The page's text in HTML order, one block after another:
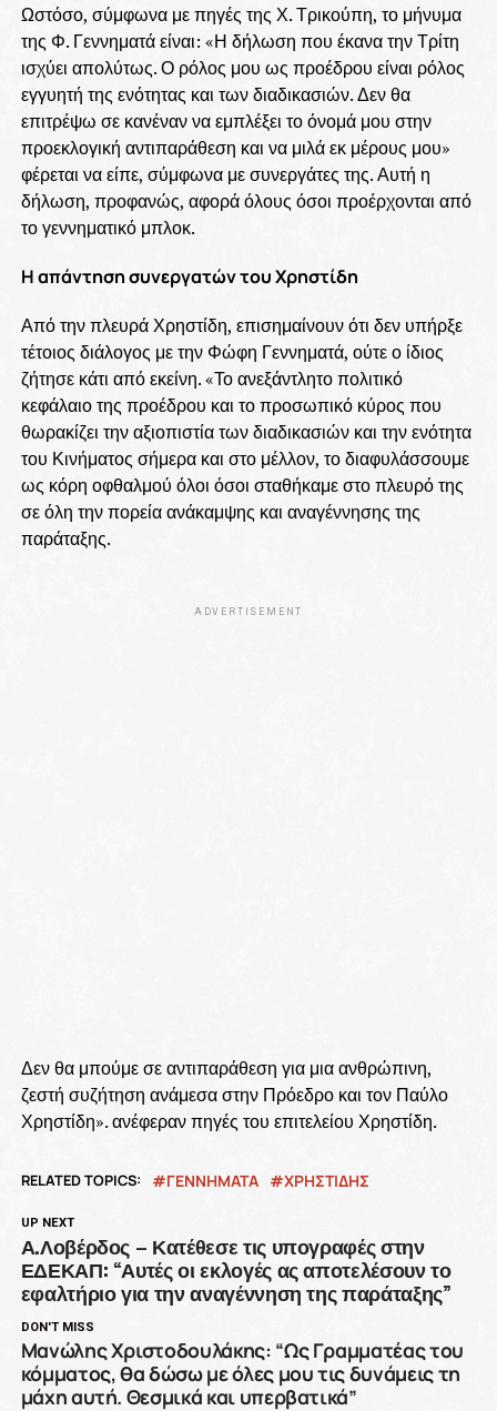
Ωστόσο, σύμφωνα με πηγές της Χ. Τρικούπη, το μήνυμα
της Φ. Γεννηματά είναι: «Η δήλωση που έκανα την Τρίτη
ισχύει απολύτως. Ο ρόλος μου ως προέδρου είναι ρόλος
εγγυητή της ενότητας και των διαδικασιών. Δεν θα
επιτρέψω σε κανέναν να εμπλέξει το όνομά μου στην
προεκλογική αντιπαράθεση και να μιλά εκ μέρους μου»
φέρεται να είπε, σύμφωνα με συνεργάτες της. Αυτή η
δήλωση, προφανώς, αφορά όλους όσοι προέρχονται από
το γεννηματικό μπλοκ.
Η απάντηση συνεργατών του Χρηστίδη
Από την πλευρά Χρηστίδη, επισημαίνουν ότι δεν υπήρξε
τέτοιος διάλογος με την Φώφη Γεννηματά, ούτε ο ίδιος
ζήτησε κάτι από εκείνη. «Το ανεξάντλητο πολιτικό
κεφάλαιο της προέδρου και το προσωπικό κύρος που
θωρακίζει την αξιοπιστία των διαδικασιών και την ενότητα
του Κινήματος σήμερα και στο μέλλον, το διαφυλάσσουμε
ως κόρη οφθαλμού όλοι όσοι σταθήκαμε στο πλευρό της
σε όλη την πορεία ανάκαμψης και αναγέννησης της
παράταξης.
ADVERTISEMENT
Δεν θα μπούμε σε αντιπαράθεση για μια ανθρώπινη,
ζεστή συζήτηση ανάμεσα στην Πρόεδρο και τον Παύλο
Χρηστίδη». ανέφεραν πηγές του επιτελείου Χρηστίδη.
RELATED TOPICS: ΓΕΝΝΗΜΑΤΑ ΧΡΗΣΤΙΔΗΣ
UP NEXT
Α.Λοβέρδος – Κατέθεσε τις υπογραφές στην
ΕΔΕΚΑΠ: “Αυτές οι εκλογές ας αποτελέσουν το
εφαλτήριο για την αναγέννηση της παράταξης”
DON'T MISS
Μανώλης Χριστοδουλάκης: “Ως Γραμματέας του
κόμματος, θα δώσω με όλες μου τις δυνάμεις τη
μάχη αυτή. Θεσμικά και υπερβατικά”